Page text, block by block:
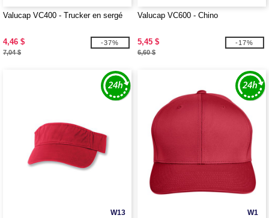
Valucap VC400 - Trucker en sergé
4,46 $
7,04 $
-37%
Valucap VC600 - Chino
5,45 $
6,60 $
-17%
W13 W1